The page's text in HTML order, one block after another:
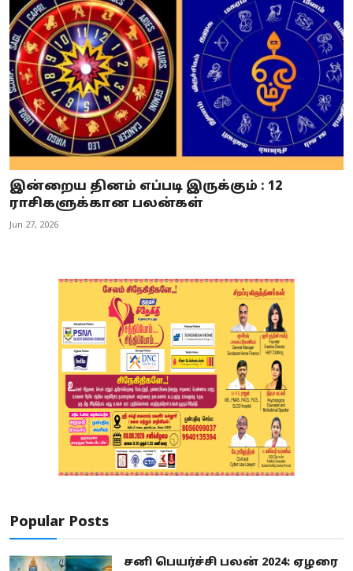
இன்றைய தினம் எப்படி இருக்கும் : 12
ராசிகளுக்கான பலன்கள்
Jun 27, 2026
Popular Posts
சனி பெயர்ச்சி பலன் 2024: ஏழரை